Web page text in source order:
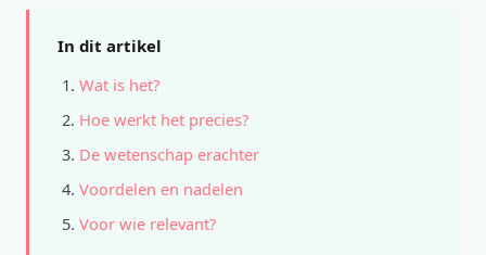
In dit artikel
Wat is het?
Hoe werkt het precies?
De wetenschap erachter
Voordelen en nadelen
Voor wie relevant?